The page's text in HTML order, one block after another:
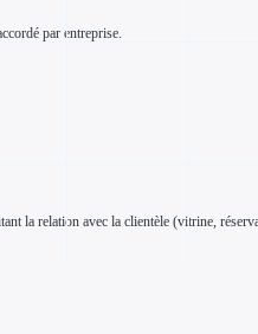
par entreprise.
la relation avec la clientèle (vitrine,